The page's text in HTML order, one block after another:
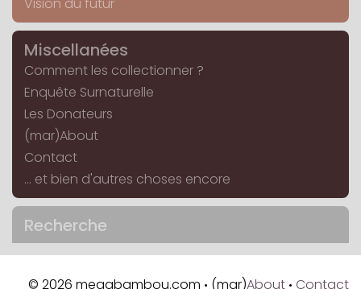
Vision du futur
Miscellanées
Comment les collectionner ?
Enquête Surnaturelle
Les Donateurs
(mar)About
Contact
... et bien d'autres choses encore
Recherche
© 2026 megabambou.com • (mar)About • Contact